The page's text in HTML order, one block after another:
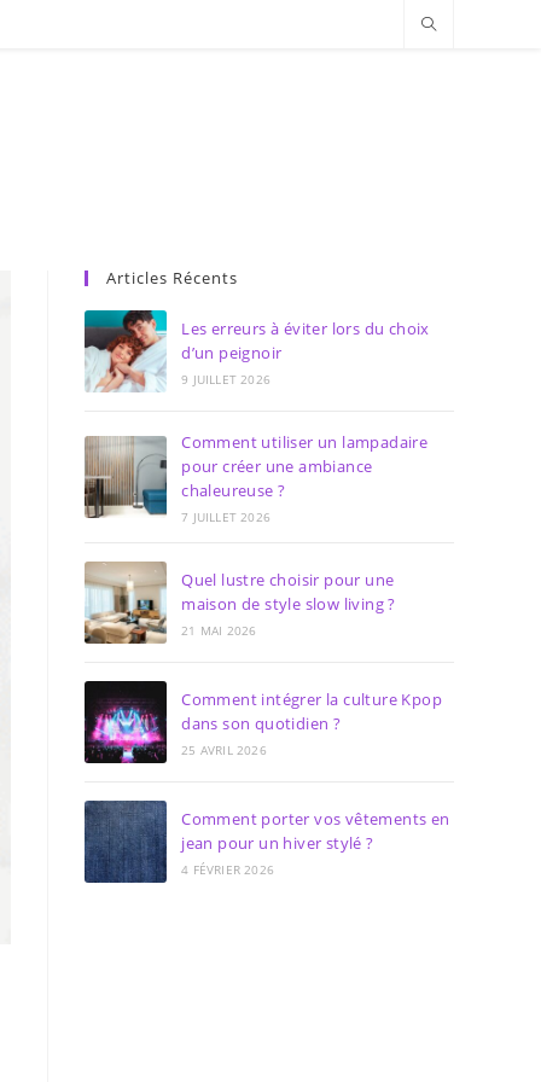
Articles Récents
Les erreurs à éviter lors du choix
d’un peignoir
9 JUILLET 2026
Comment utiliser un lampadaire
pour créer une ambiance
chaleureuse ?
7 JUILLET 2026
Quel lustre choisir pour une
maison de style slow living ?
21 MAI 2026
Comment intégrer la culture Kpop
dans son quotidien ?
25 AVRIL 2026
Comment porter vos vêtements en
jean pour un hiver stylé ?
4 FÉVRIER 2026